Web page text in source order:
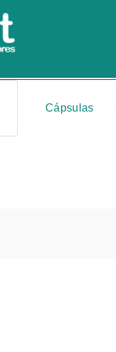
Cápsulas